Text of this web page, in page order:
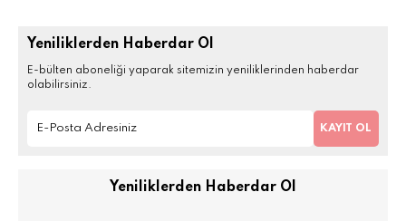
Yeniliklerden Haberdar Ol
E-bülten aboneliği yaparak sitemizin yeniliklerinden haberdar
olabilirsiniz.
KAYIT OL
Yeniliklerden Haberdar Ol